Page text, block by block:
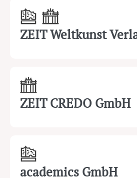
ZEIT Weltkunst
ZEIT CREDO GmbH
academics GmbH